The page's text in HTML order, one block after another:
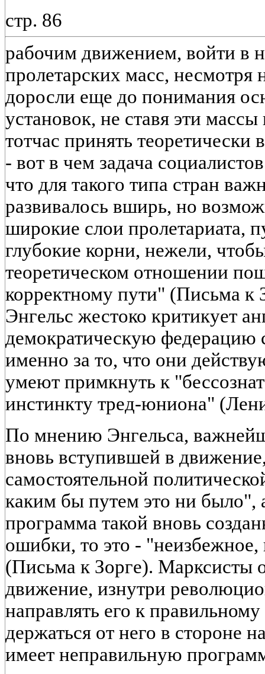
стр. 86
рабочим движением, войти в
пролетарских масс, несмотря
доросли еще до понимания
установок, не ставя эти
тотчас принять
- вот в чем задача
что для такого типа стран
развивалось вширь, но
широкие слои пролетариата,
глубокие корни, нежели,
теоретическом отношении
корректному пути" (Письма к
Энгельс жестоко критикует
демократическую федерацию
именно за то, что они
умеют примкнуть к
инстинкту тред-юниона"
По мнению Энгельса,
вновь вступившей в
самостоятельной
каким бы путем это ни было",
программа такой вновь
ошибки, то это -
(Письма к Зорге). Марксисты
движение, изнутри
направлять его к
держаться от него в стороне
имеет неправильную